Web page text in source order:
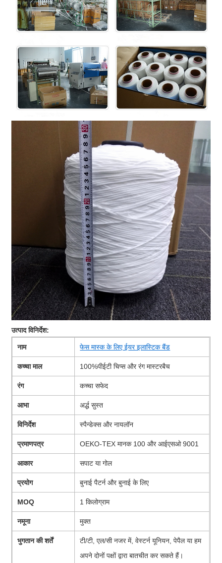
उत्पाद विनिर्देश:
नाम फेस मास्क के लिए ईयर इलास्टिक बैंड
कच्चा माल 100%पीईटी चिप्स और रंग मास्टरबैच
रंग कच्चा सफेद
आभा अर्द्ध सुस्त
विनिर्देश स्पैन्डेक्स और नायलॉन
प्रमाणपत्र OEKO-TEX मानक 100 और आईएसओ 9001
आकार सपाट या गोल
प्रयोग बुनाई पैटर्न और बुनाई के लिए
MOQ 1 किलोग्राम
नमूना मुक्त
भुगतान की शर्तें
टी/टी, एल/सी नजर में, वेस्टर्न यूनियन, पेपैल या हम
अपने दोनों पक्षों द्वारा बातचीत कर सकते हैं।